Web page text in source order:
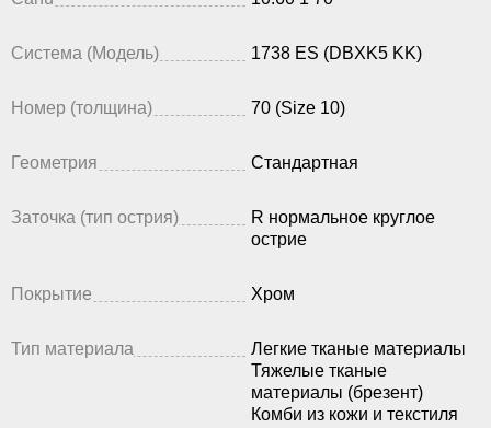
Система (Модель) 1738 ES (DBXK5 KK)
Номер (толщина) 70 (Size 10)
Геометрия Стандартная
Заточка (тип острия)
R нормальное круглое
острие
Покрытие Хром
Тип материала
Легкие тканые материалы
Тяжелые тканые
материалы (брезент)
Комби из кожи и текстиля